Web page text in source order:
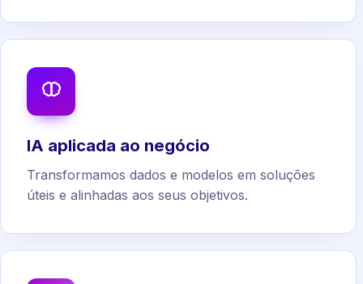
IA aplicada ao negócio
Transformamos dados e modelos em soluções
úteis e alinhadas aos seus objetivos.